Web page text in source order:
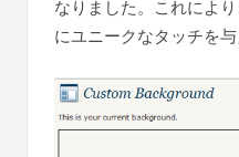
なりました。これによ
にユニークなタッチを